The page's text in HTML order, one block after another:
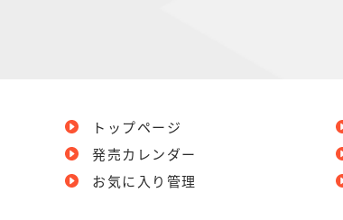
トップページ
発売カレンダー
お気に入り管理